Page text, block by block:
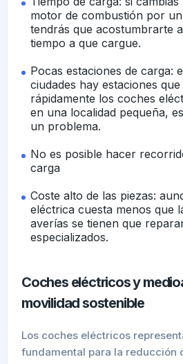
motor de combustión por
tendrás que acostumbrarte
tiempo a que cargue.
Pocas estaciones de carga:
ciudades hay estaciones
rápidamente los coches
en una localidad pequeña,
un problema.
No es posible hacer
carga
Coste alto de las piezas:
eléctrica cuesta menos que
averías se tienen que
especializados.
Coches eléctricos y
movilidad sostenible
Los coches eléctricos
fundamental para la reducción